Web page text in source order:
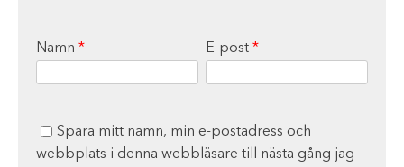
Namn * E-post *
Spara mitt namn, min e-postadress och
webbplats i denna webbläsare till nästa gång jag